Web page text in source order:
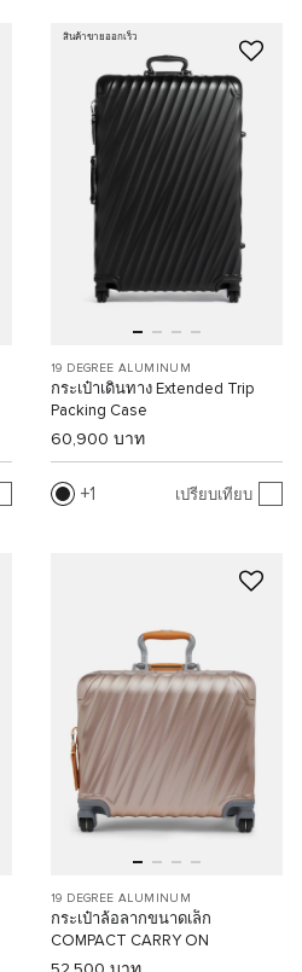
สินค้าขายออกเร็ว
19 DEGREE ALUMINUM
กระเป๋าเดินทาง Extended Trip
Packing Case
60,900 บาท
1 เปรียบเทียบ
19 DEGREE ALUMINUM
กระเป๋าล้อลากขนาดเล็ก
COMPACT CARRY ON